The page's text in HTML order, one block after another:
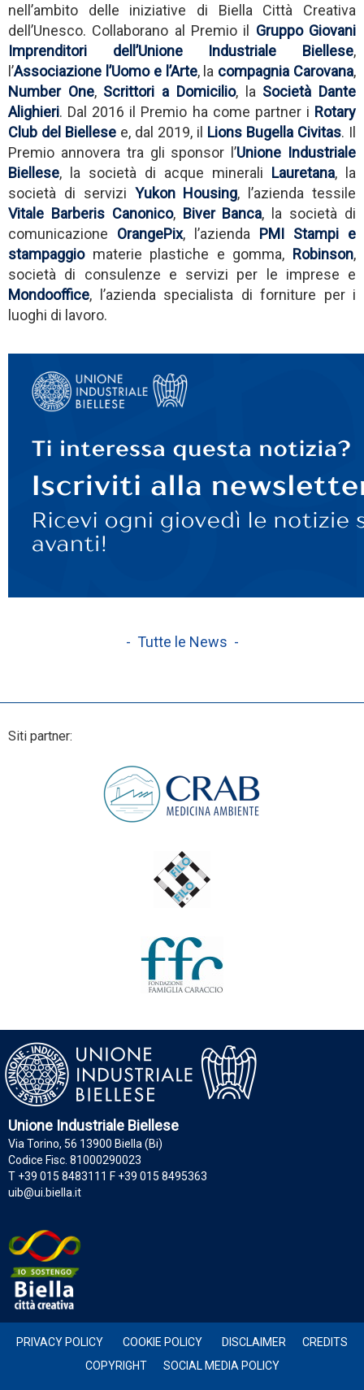
nell’ambito delle iniziative di Biella Città Creativa
dell’Unesco. Collaborano al Premio il Gruppo Giovani
Imprenditori dell’Unione Industriale Biellese,
l’Associazione l’Uomo e l’Arte, la compagnia Carovana,
Number One, Scrittori a Domicilio, la Società Dante
Alighieri. Dal 2016 il Premio ha come partner i Rotary
Club del Biellese e, dal 2019, il Lions Bugella Civitas. Il
Premio annovera tra gli sponsor l’Unione Industriale
Biellese, la società di acque minerali Lauretana, la
società di servizi Yukon Housing, l’azienda tessile
Vitale Barberis Canonico,Biver Banca, la società di
comunicazione OrangePix, l’azienda PMI Stampi e
stampaggiomaterie plastiche e gomma, Robinson,
società di consulenze e servizi per le imprese e
Mondooffice, l’azienda specialista di forniture per i
luoghi di lavoro.
- Tutte le News -
Siti partner:
Unione Industriale Biellese
Via Torino, 56 13900 Biella (Bi)
Codice Fisc. 81000290023
T +39 015 8483111 F +39 015 8495363
uib@ui.biella.it
PRIVACY POLICY COOKIE POLICY DISCLAIMER
CREDITS
COPYRIGHT
SOCIAL MEDIA POLICY